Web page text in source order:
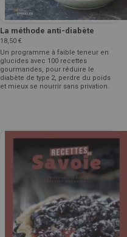
La méthode anti-diabète
18,50 €
Un programme à faible teneur en
glucides avec 100 recettes
gourmandes, pour réduire le
diabète de type 2, perdre du poids
et mieux se nourrir sans privation.